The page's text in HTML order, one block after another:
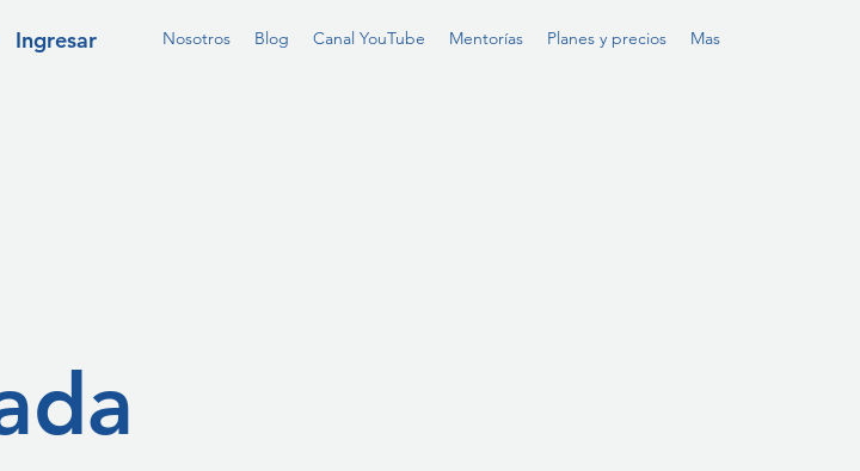
Ingresar Nosotros Blog Canal YouTube Mentorías Planes y precios Mas